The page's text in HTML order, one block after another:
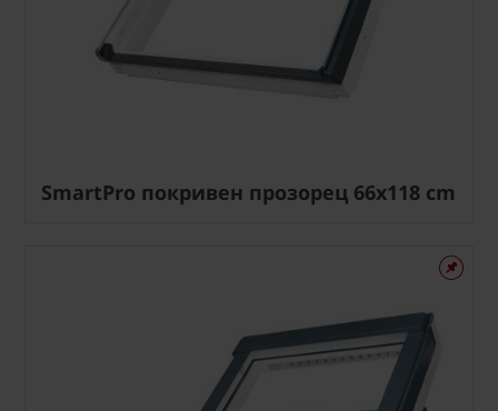
SmartPro покривен прозорец 66x118 cm